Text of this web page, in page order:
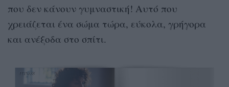
που δεν κάνουν γυμναστική! Αυτό που
χρειάζεται ένα σώμα τώρα, εύκολα, γρήγορα
και ανέξοδα στο σπίτι.